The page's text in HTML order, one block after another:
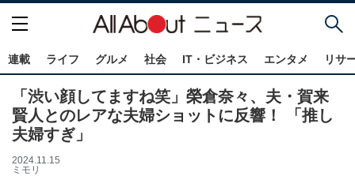
連載 ライフ グルメ 社会 IT・ビジネス エンタメ リサ
「渋い顔してますね笑」榮倉奈々、夫・賀来
賢人とのレアな夫婦ショットに反響！ 「推し
夫婦すぎ」
2024.11.15
ミモリ